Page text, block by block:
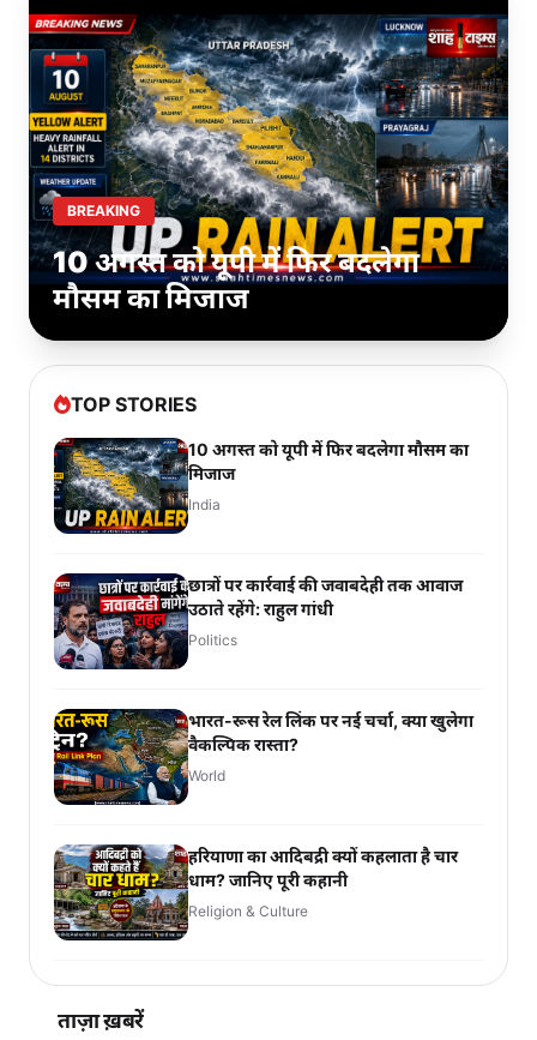
BREAKING
10 अगस्त को यूपी में फिर बदलेगा
मौसम का मिजाज
TOP STORIES
10 अगस्त को यूपी में फिर बदलेगा मौसम का
मिजाज
India
छात्रों पर कार्रवाई की जवाबदेही तक आवाज
उठाते रहेंगे: राहुल गांधी
Politics
भारत-रूस रेल लिंक पर नई चर्चा, क्या खुलेगा
वैकल्पिक रास्ता?
World
हरियाणा का आदिबद्री क्यों कहलाता है चार
धाम? जानिए पूरी कहानी
Religion & Culture
ताज़ा ख़बरें